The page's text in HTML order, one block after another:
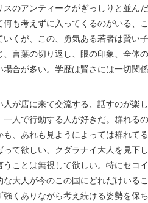
のアンティークがぎっしりと並ん
何も考えずに入ってくるのがいる、
くが、この、勇気ある若者は賢い
言葉の切り返し、眼の印象、全体
場合が多い。学歴は賢さには一切関
が店に来て交流する、話すのが楽
人で行動する人が好きだ。群れる
も、あれも見ようによっては群れて
って欲しい、クダラナイ大人を見下
ことは無視して欲しい。特にセコ
大人が今のこの国にどれだけいる
くありながら考え続ける姿勢を保ち